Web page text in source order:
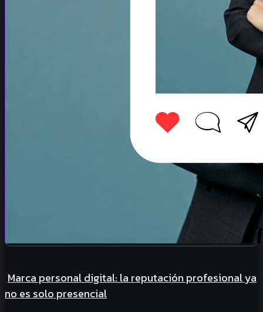
Marca personal digital: la reputación profesional ya
no es solo presencial